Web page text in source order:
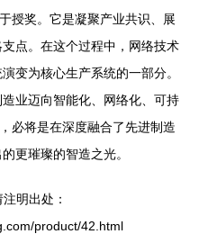
授奖。它是凝聚产业共识、展
点。在这个过程中，网络技术
变为核心生产系统的一部分。
业迈向智能化、网络化、可持
必将是在深度融合了先进制造
更璀璨的智造之光。
明出处：
product/42.html